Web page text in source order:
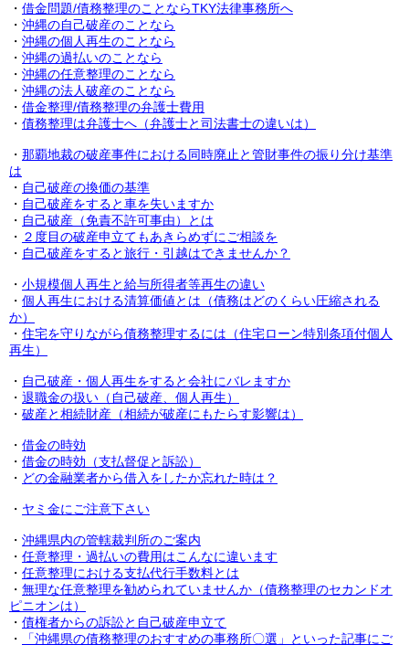
・ 借金問題/債務整理のことならTKY法律事務所へ
・ 沖縄の自己破産のことなら
・ 沖縄の個人再生のことなら
・ 沖縄の過払いのことなら
・ 沖縄の任意整理のことなら
・ 沖縄の法人破産のことなら
・ 借金整理/債務整理の弁護士費用
・ 債務整理は弁護士へ（弁護士と司法書士の違いは）
・ 那覇地裁の破産事件における同時廃止と管財事件の振り分け基準
は
・ 自己破産の換価の基準
・ 自己破産をすると車を失いますか
・ 自己破産（免責不許可事由）とは
・ ２度目の破産申立てもあきらめずにご相談を
・ 自己破産をすると旅行・引越はできませんか？
・ 小規模個人再生と給与所得者等再生の違い
・ 個人再生における清算価値とは（債務はどのくらい圧縮される
か）
・ 住宅を守りながら債務整理するには（住宅ローン特別条項付個人
再生）
・ 自己破産・個人再生をすると会社にバレますか
・ 退職金の扱い（自己破産、個人再生）
・ 破産と相続財産（相続が破産にもたらす影響は）
・ 借金の時効
・ 借金の時効（支払督促と訴訟）
・ どの金融業者から借入をしたか忘れた時は？
・ ヤミ金にご注意下さい
・ 沖縄県内の管轄裁判所のご案内
・ 任意整理・過払いの費用はこんなに違います
・ 任意整理における支払代行手数料とは
・ 無理な任意整理を勧められていませんか（債務整理のセカンドオ
ピニオンは）
・ 債権者からの訴訟と自己破産申立て
・
「沖縄県の債務整理のおすすめの事務所〇選」といった記事にご